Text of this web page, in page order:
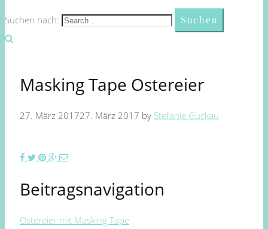
Suchen nach:
Masking Tape Ostereier
27. März 201727. März 2017 by Stefanie Guckau
Beitragsnavigation
Ostereier mit Masking Tape